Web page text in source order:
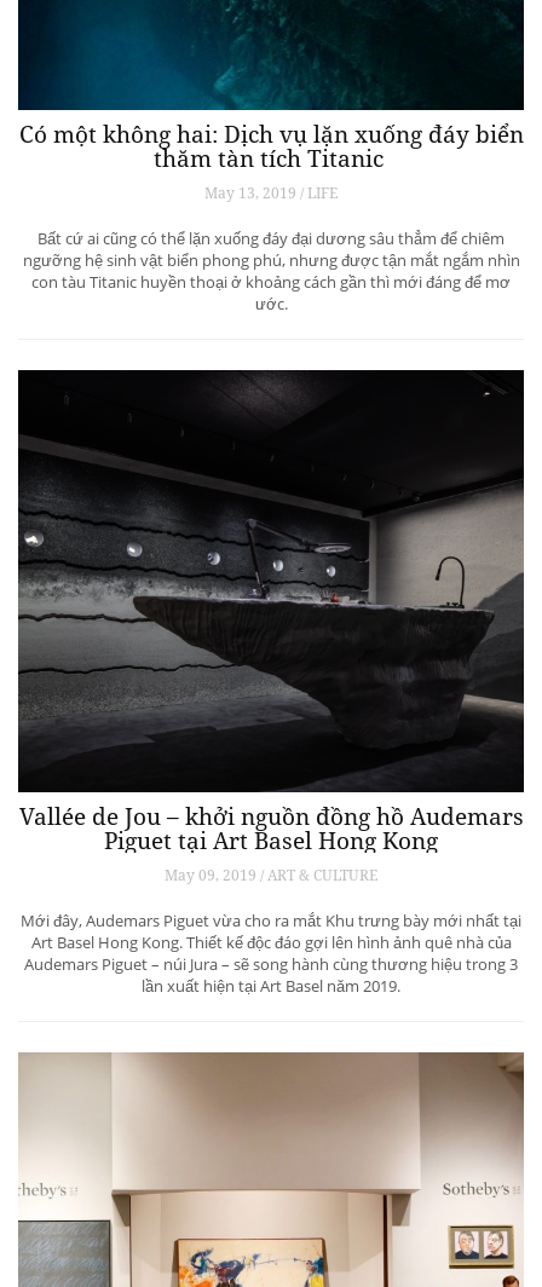
Có một không hai: Dịch vụ lặn xuống đáy biển
thăm tàn tích Titanic
May 13, 2019 / LIFE
Bất cứ ai cũng có thể lặn xuống đáy đại dương sâu thẳm để chiêm
ngưỡng hệ sinh vật biển phong phú, nhưng được tận mắt ngắm nhìn
con tàu Titanic huyền thoại ở khoảng cách gần thì mới đáng để mơ
ước.
Vallée de Jou – khởi nguồn đồng hồ Audemars
Piguet tại Art Basel Hong Kong
May 09, 2019 / ART & CULTURE
Mới đây, Audemars Piguet vừa cho ra mắt Khu trưng bày mới nhất tại
Art Basel Hong Kong. Thiết kế độc đáo gợi lên hình ảnh quê nhà của
Audemars Piguet – núi Jura – sẽ song hành cùng thương hiệu trong 3
lần xuất hiện tại Art Basel năm 2019.